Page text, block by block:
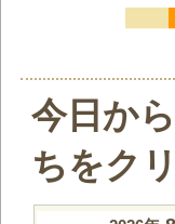
今日か
ちをク